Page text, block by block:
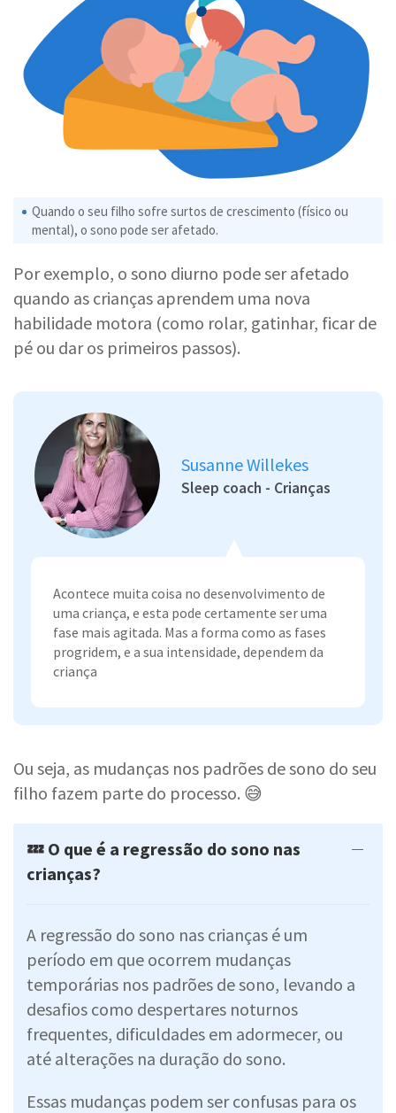
Quando o seu filho sofre surtos de crescimento (físico ou
mental), o sono pode ser afetado.
Por exemplo, o sono diurno pode ser afetado
quando as crianças aprendem uma nova
habilidade motora (como rolar, gatinhar, ficar de
pé ou dar os primeiros passos).
Acontece muita coisa no desenvolvimento de
uma criança, e esta pode certamente ser uma
fase mais agitada. Mas a forma como as fases
progridem, e a sua intensidade, dependem da
criança
Susanne Willekes
Sleep coach - Crianças
Ou seja, as mudanças nos padrões de sono do seu
filho fazem parte do processo. 😅
💤 O que é a regressão do sono nas
crianças?
A regressão do sono nas crianças é um
período em que ocorrem mudanças
temporárias nos padrões de sono, levando a
desafios como despertares noturnos
frequentes, dificuldades em adormecer, ou
até alterações na duração do sono.
Essas mudanças podem ser confusas para os